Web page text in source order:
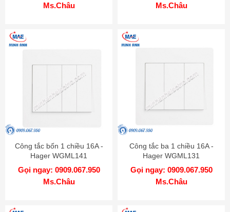
Ms.Châu
Ms.Châu
Công tắc bốn 1 chiều 16A -
Hager WGML141
Gọi ngay: 0909.067.950
Ms.Châu
Công tắc ba 1 chiều 16A -
Hager WGML131
Gọi ngay: 0909.067.950
Ms.Châu